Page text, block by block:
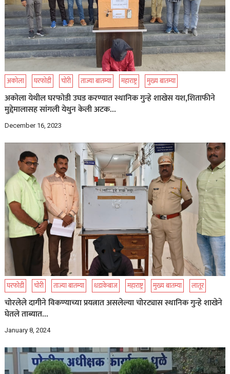
अकोला घरफोडी चोरी ताज्या बातम्या महाराष्ट्र मुख्य बातम्या
अकोला येथील घरफोडी उघड करण्यात स्थानिक गुन्हे शाखेस यश,शिताफीने
मुद्देमालासह सांगली येथुन केली अटक…
December 16, 2023
घरफोडी चोरी ताज्या बातम्या धडाकेबाज महाराष्ट्र मुख्य बातम्या लातूर
चोरलेले दागीने विकण्याच्या प्रयत्नात असलेल्या चोरट्यास स्थानिक गुन्हे शाखेने
घेतले ताब्यात…
January 8, 2024